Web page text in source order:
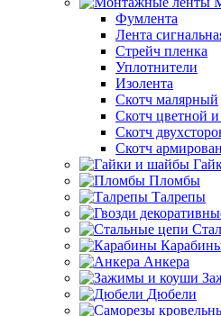
Фумлента
Лента
Стрейч пленка
Уплотнители
Изолента
Скотч малярный
Скотч цветной
Скотч
Скотч
Пломбы
Талрепы
Анкера
Дюбели